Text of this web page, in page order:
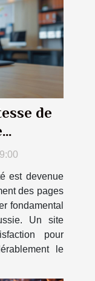
de
est devenue
des pages
fondamental
Un site
pour
le